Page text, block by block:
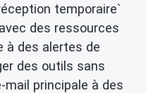
temporaire`
des ressources
à des alertes de
des outils sans
principale à des